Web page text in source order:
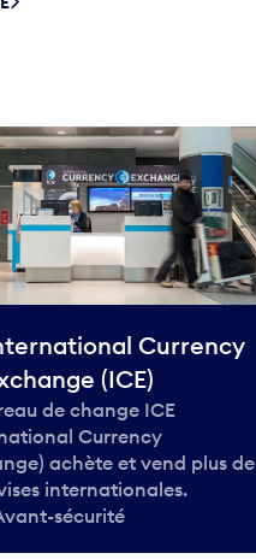
Currency
(ICE)
de change ICE
Currency
achète et vend plus de
internationales.
sécurité